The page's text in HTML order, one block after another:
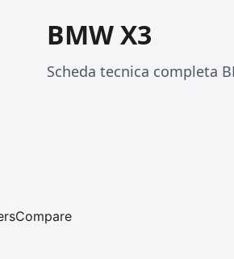
BMW X3
Scheda tecnica completa
Compare